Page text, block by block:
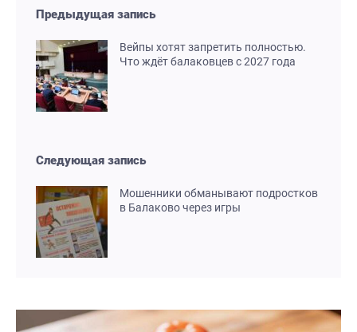
Предыдущая запись
Вейпы хотят запретить полностью.
Что ждёт балаковцев с 2027 года
Следующая запись
Мошенники обманывают подростков
в Балаково через игры